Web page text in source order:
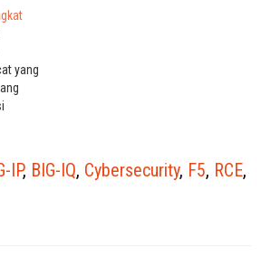
dan
24
yang
dan
BIG-
IP, BIG-IQ, Cybersecurity, F5, RCE,